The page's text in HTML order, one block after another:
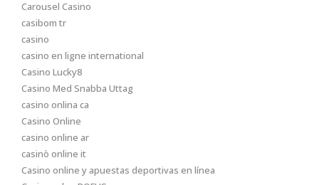
Carousel Casino
casibom tr
casino
casino en ligne international
Casino Lucky8
Casino Med Snabba Uttag
casino onlina ca
Casino Online
casino online ar
casinò online it
Casino online y apuestas deportivas en línea